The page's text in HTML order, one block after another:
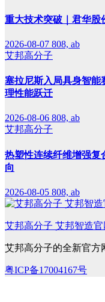
重大技术突破｜君华
2026-08-07 808, ab
艾邦高分子
塞拉尼斯入局具身智能
理性能跃迁
2026-08-06 808, ab
艾邦高分子
热塑性连续纤维增强复
向
2026-08-05 808, ab
艾邦高分子 艾邦智造官
艾邦高分子的全新官方
粤ICP备17004167号